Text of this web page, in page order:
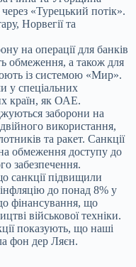
«Турецький потік».
Норвегії та
на операції для банків
обмеження, а також для
із системою «Мир».
у спеціальних
країн, як ОАЕ.
заборони на
використання,
та ракет. Санкції
обмеження доступу до
забезпечення.
санкції підвищили
інфляцію до понад 8% у
фінансування, що
військової техніки.
показують, що наші
фон дер Ляєн.